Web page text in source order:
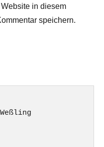
in diesem
speichern.